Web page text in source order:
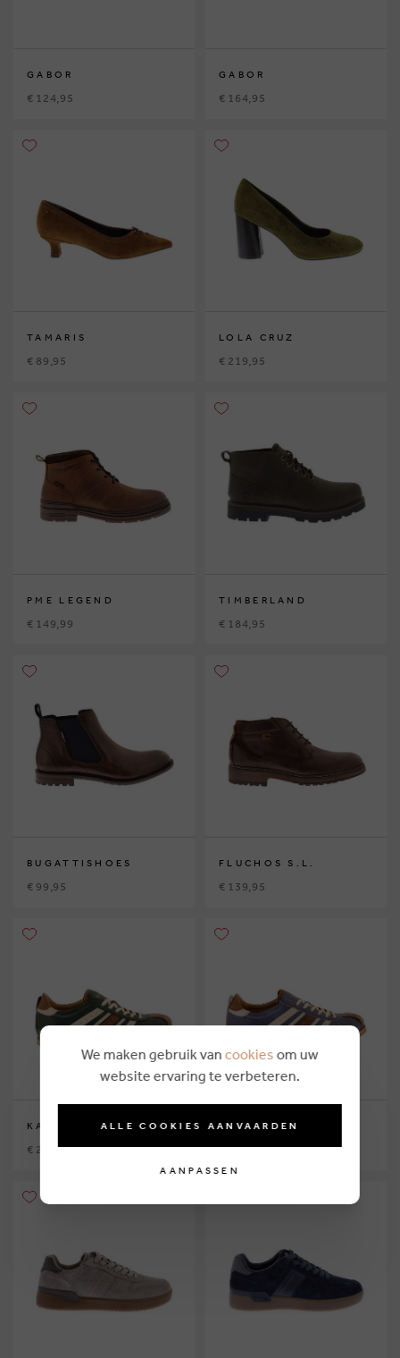
GABOR
€ 124,95
GABOR
€ 164,95
TAMARIS
€ 89,95
LOLA CRUZ
€ 219,95
PME LEGEND
€ 149,99
TIMBERLAND
€ 184,95
BUGATTISHOES
€ 99,95
FLUCHOS S.L.
€ 139,95
KAMO GUTSU
€ 209,90
KAMO GUTSU
€ 209,90
We maken gebruik van cookies om uw
website ervaring te verbeteren.
ALLE COOKIES AANVAARDEN
AANPASSEN